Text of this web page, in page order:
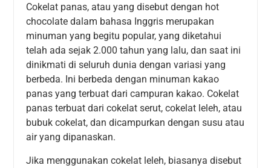
Cokelat panas, atau yang disebut dengan hot
chocolate dalam bahasa Inggris merupakan
minuman yang begitu popular, yang diketahui
telah ada sejak 2.000 tahun yang lalu, dan saat ini
dinikmati di seluruh dunia dengan variasi yang
berbeda. Ini berbeda dengan minuman kakao
panas yang terbuat dari campuran kakao. Cokelat
panas terbuat dari cokelat serut, cokelat leleh, atau
bubuk cokelat, dan dicampurkan dengan susu atau
air yang dipanaskan.
Jika menggunakan cokelat leleh, biasanya disebut